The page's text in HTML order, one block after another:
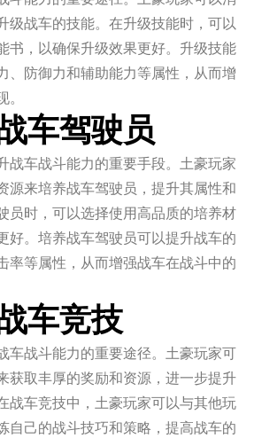
级战车的技能。在升级技能时，可以
书，以确保升级效果更好。升级技能
、防御力和辅助能力等属性，从而增
车驾驶员
战车战斗能力的重要手段。土豪玩家
源来培养战车驾驶员，提升其属性和
员时，可以选择使用高品质的培养材
好。培养战车驾驶员可以提升战车的
率等属性，从而增强战车在战斗中的
车竞技
车战斗能力的重要途径。土豪玩家可
获取丰厚的奖励和资源，进一步提升
战车竞技中，土豪玩家可以与其他玩
自己的战斗技巧和策略，提高战车的